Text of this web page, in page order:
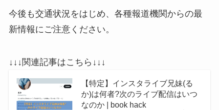
今後も交通状況をはじめ、各種報道機関からの最
新情報にご注意ください。
↓↓↓関連記事はこちら↓↓↓
【特定】インスタライブ兄妹(る
か)は何者?次のライブ配信はいつ
なのか | book hack